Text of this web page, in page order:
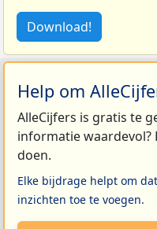
Download!
Help om
AlleCijfers is gratis te
informatie waardevol?
doen.
Elke bijdrage helpt om
inzichten toe te voegen.